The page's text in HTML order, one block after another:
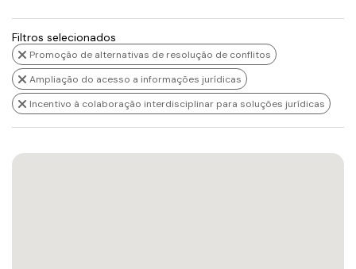
Filtros selecionados
Promoção de alternativas de resolução de conflitos
Ampliação do acesso a informações jurídicas
Incentivo à colaboração interdisciplinar para soluções jurídicas